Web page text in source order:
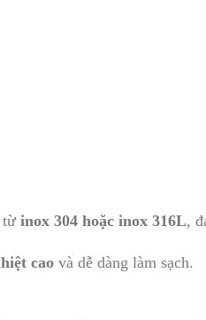
từ inox 304 hoặc inox 316L,
cao và dễ dàng làm sạch.